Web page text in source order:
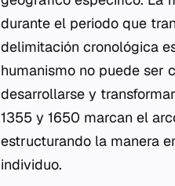
durante el periodo que
delimitación cronológica
humanismo no puede ser
desarrollarse y
1355 y 1650 marcan el
estructurando la manera
individuo.